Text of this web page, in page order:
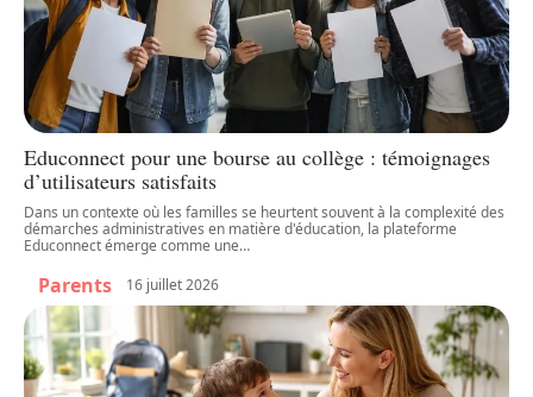
Educonnect pour une bourse au collège : témoignages
d’utilisateurs satisfaits
Dans un contexte où les familles se heurtent souvent à la complexité des
démarches administratives en matière d'éducation, la plateforme
Educonnect émerge comme une…
Parents 16 juillet 2026